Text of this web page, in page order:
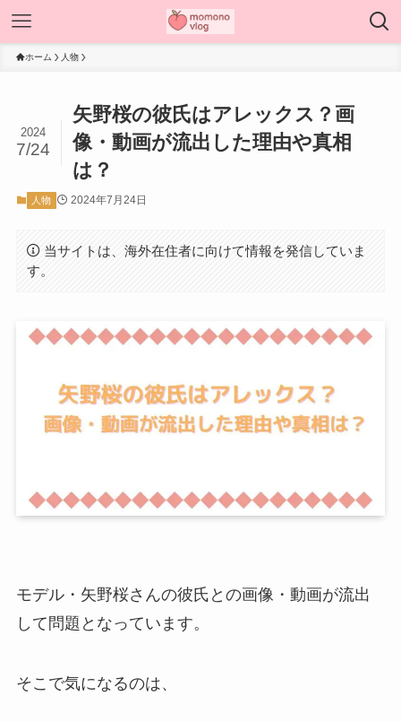
ホーム 人物
矢野桜の彼氏はアレックス？画
像・動画が流出した理由や真相
は？
2024
7/24
人物 2024年7月24日
当サイトは、海外在住者に向けて情報を発信していま
す。
モデル・矢野桜さんの彼氏との画像・動画が流出
して問題となっています。
そこで気になるのは、